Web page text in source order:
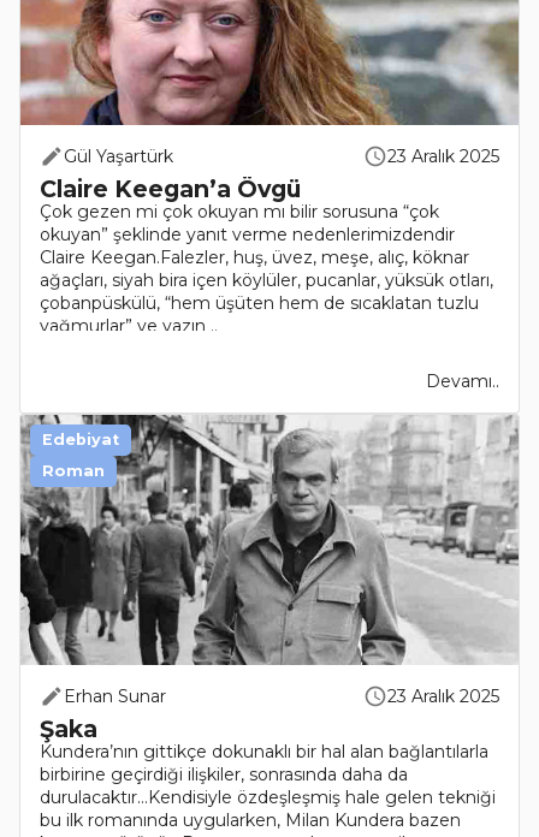
Gül Yaşartürk 23 Aralık 2025
Claire Keegan’a Övgü
Çok gezen mi çok okuyan mı bilir sorusuna “çok
okuyan” şeklinde yanıt verme nedenlerimizdendir
Claire Keegan.Falezler, huş, üvez, meşe, alıç, köknar
ağaçları, siyah bira içen köylüler, pucanlar, yüksük otları,
çobanpüskülü, “hem üşüten hem de sıcaklatan tuzlu
yağmurlar” ve yazın ..
Devamı..
Erhan Sunar 23 Aralık 2025
Şaka
Kundera’nın gittikçe dokunaklı bir hal alan bağlantılarla
birbirine geçirdiği ilişkiler, sonrasında daha da
durulacaktır…Kendisiyle özdeşleşmiş hale gelen tekniği
bu ilk romanında uygularken, Milan Kundera bazen
Edebiyat
Roman